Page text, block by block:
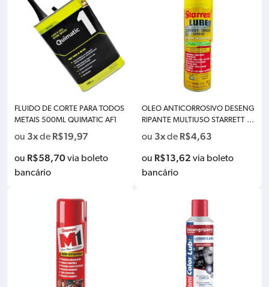
FLUIDO DE CORTE PARA TODOS
METAIS 500ML QUIMATIC AF1
ou 3xde R$19,97
ou R$58,70via boleto
bancário
OLEO ANTICORROSIVO DESENG
RIPANTE MULTIUSO STARRETT S-
LUB300
ou 3xde R$4,63
ou R$13,62 via boleto
bancário